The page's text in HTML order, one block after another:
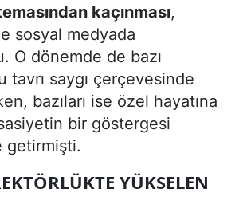
kaçınması,
sosyal medyada
O dönemde de bazı
tavrı saygı çerçevesinde
bazıları ise özel hayatına
bir göstergesi
getirmişti.
YÜKSELEN